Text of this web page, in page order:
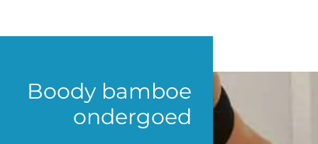
Boody bamboe
ondergoed